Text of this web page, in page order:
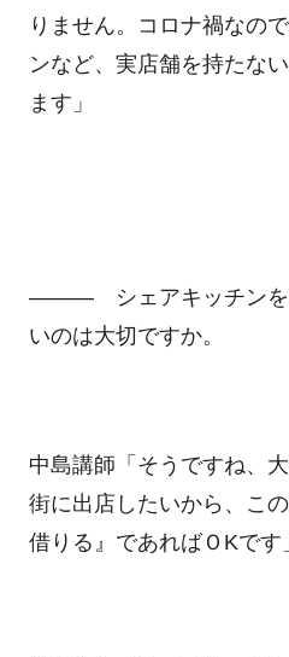
りません。コロナ禍なの
ンなど、実店舗を持たな
ます」
――― シェアキッチンを
いのは大切ですか。
中島講師「そうですね、
街に出店したいから、こ
借りる』であればＯKです